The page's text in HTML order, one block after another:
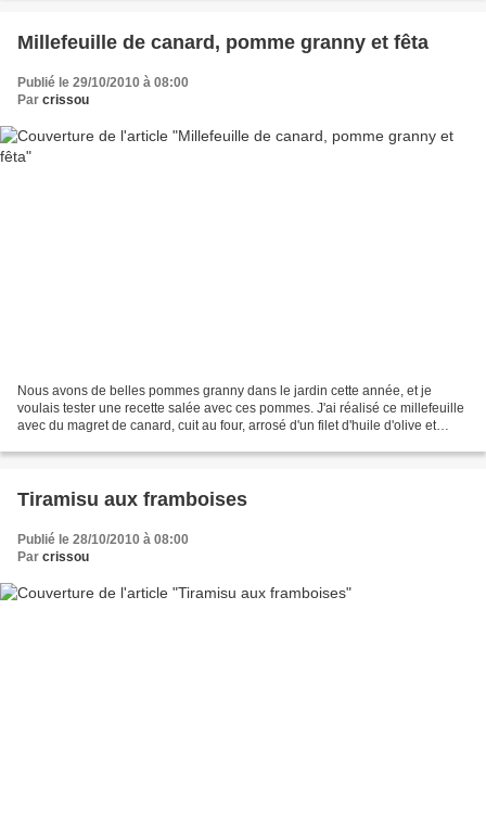
Millefeuille de canard, pomme granny et fêta
Publié le 29/10/2010 à 08:00
Par crissou
Nous avons de belles pommes granny dans le jardin cette année, et je
voulais tester une recette salée avec ces pommes. J'ai réalisé ce millefeuille
avec du magret de canard, cuit au four, arrosé d'un filet d'huile d'olive et
Tiramisu aux framboises
Publié le 28/10/2010 à 08:00
Par crissou